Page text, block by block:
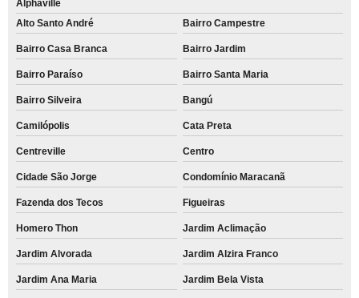
Alphaville
Alto Santo André
Bairro Campestre
Bairro Casa Branca Bairro Jardim
Bairro Paraíso Bairro Santa Maria
Bairro Silveira Bangú
Camilópolis Cata Preta
Centreville Centro
Cidade São Jorge Condomínio Maracanã
Fazenda dos Tecos Figueiras
Homero Thon Jardim Aclimação
Jardim Alvorada Jardim Alzira Franco
Jardim Ana Maria Jardim Bela Vista